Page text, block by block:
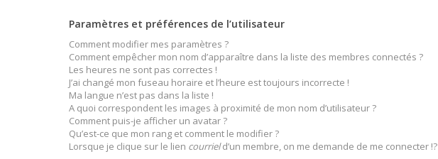
Paramètres et préférences de l’utilisateur
Comment modifier mes paramètres ?
Comment empêcher mon nom d’apparaître dans la liste des membres connectés ?
Les heures ne sont pas correctes !
J’ai changé mon fuseau horaire et l’heure est toujours incorrecte !
Ma langue n’est pas dans la liste !
A quoi correspondent les images à proximité de mon nom d’utilisateur ?
Comment puis-je afficher un avatar ?
Qu’est-ce que mon rang et comment le modifier ?
Lorsque je clique sur le lien courrield’un membre, on me demande de me connecter !?